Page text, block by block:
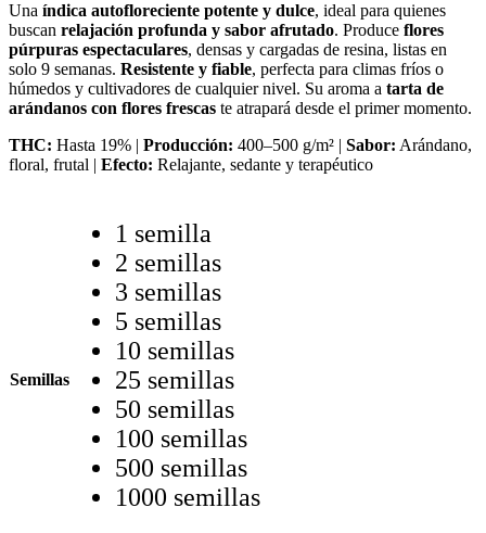
Una índica autofloreciente potente y dulce, ideal para quienes
buscan relajación profunda y sabor afrutado. Produce flores
púrpuras espectaculares, densas y cargadas de resina, listas en
solo 9 semanas. Resistente y fiable, perfecta para climas fríos o
húmedos y cultivadores de cualquier nivel. Su aroma a tarta de
arándanos con flores frescas te atrapará desde el primer momento.
THC: Hasta 19% | Producción: 400–500 g/m² | Sabor: Arándano,
floral, frutal | Efecto: Relajante, sedante y terapéutico
Semillas
1 semilla
2 semillas
3 semillas
5 semillas
10 semillas
25 semillas
50 semillas
100 semillas
500 semillas
1000 semillas